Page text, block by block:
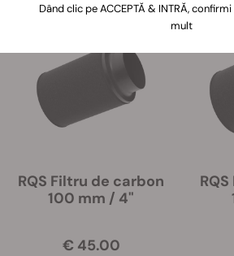
RQS Filtru de carbon
100 mm / 4"
€ 45.00
Dând clic pe ACCEPTĂ & INTRĂ,
mult